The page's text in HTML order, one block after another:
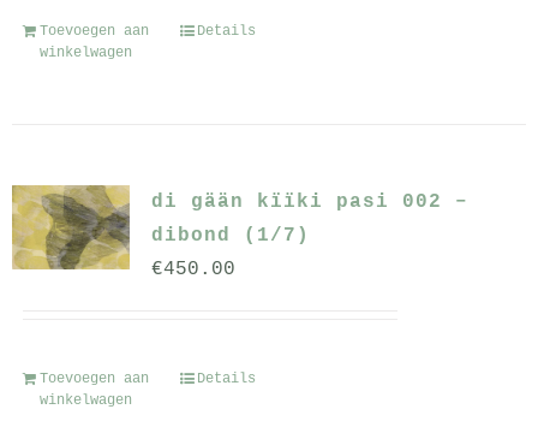
Toevoegen aan
winkelwagen
Details
di gään kïïki pasi 002 –
dibond (1/7)
€450.00
Toevoegen aan
winkelwagen
Details